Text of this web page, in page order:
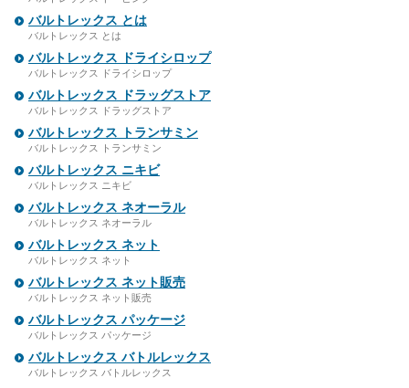
バルトレックス とは
バルトレックス とは
バルトレックス ドライシロップ
バルトレックス ドライシロップ
バルトレックス ドラッグストア
バルトレックス ドラッグストア
バルトレックス トランサミン
バルトレックス トランサミン
バルトレックス ニキビ
バルトレックス ニキビ
バルトレックス ネオーラル
バルトレックス ネオーラル
バルトレックス ネット
バルトレックス ネット
バルトレックス ネット販売
バルトレックス ネット販売
バルトレックス パッケージ
バルトレックス パッケージ
バルトレックス バトルレックス
バルトレックス バトルレックス